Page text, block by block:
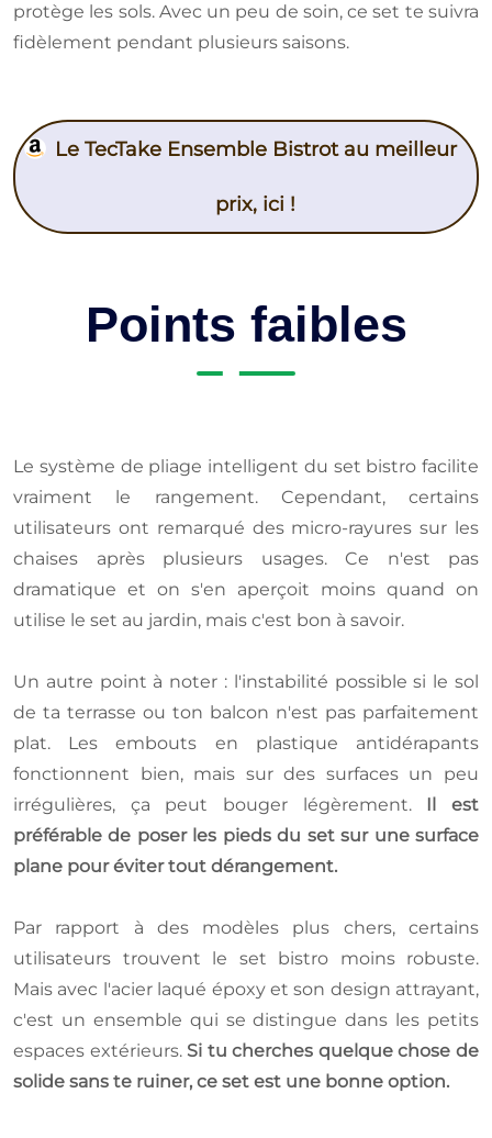
protège les sols. Avec un peu de soin, ce set te suivra
fidèlement pendant plusieurs saisons.
Le TecTake Ensemble Bistrot au meilleur
prix, ici !
Points faibles
Le système de pliage intelligent du set bistro facilite
vraiment le rangement. Cependant, certains
utilisateurs ont remarqué des micro-rayures sur les
chaises après plusieurs usages. Ce n'est pas
dramatique et on s'en aperçoit moins quand on
utilise le set au jardin, mais c'est bon à savoir.
Un autre point à noter : l'instabilité possible si le sol
de ta terrasse ou ton balcon n'est pas parfaitement
plat. Les embouts en plastique antidérapants
fonctionnent bien, mais sur des surfaces un peu
irrégulières, ça peut bouger légèrement. Il est
préférable de poser les pieds du set sur une surface
plane pour éviter tout dérangement.
Par rapport à des modèles plus chers, certains
utilisateurs trouvent le set bistro moins robuste.
Mais avec l'acier laqué époxy et son design attrayant,
c'est un ensemble qui se distingue dans les petits
espaces extérieurs.Si tu cherches quelque chose de
solide sans te ruiner, ce set est une bonne option.